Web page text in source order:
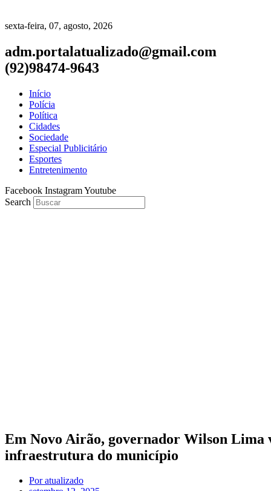
sexta-feira, 07, agosto, 2026
adm.portalatualizado@gmail.com
(92)98474-9643
Início
Polícia
Política
Cidades
Sociedade
Especial Publicitário
Esportes
Entretenimento
Facebook InstagramYoutube
Search
Em Novo Airão, governador Wilson Lima
infraestrutura do município
Poratualizado